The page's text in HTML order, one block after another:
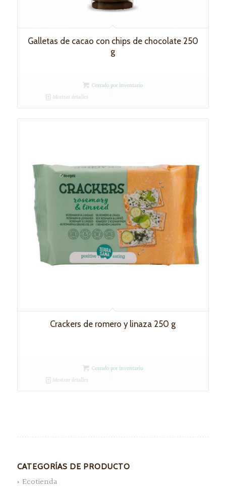
Galletas de cacao con chips de chocolate 250
g
Cerrado por inventario
Mostrar detalles
Crackers de romero y linaza 250 g
Cerrado por inventario
Mostrar detalles
CATEGORÍAS DE PRODUCTO
Ecotienda